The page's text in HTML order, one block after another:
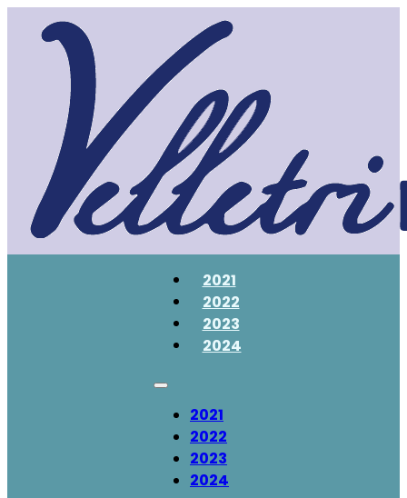
2021
2022
2023
2024
2021
2022
2023
2024